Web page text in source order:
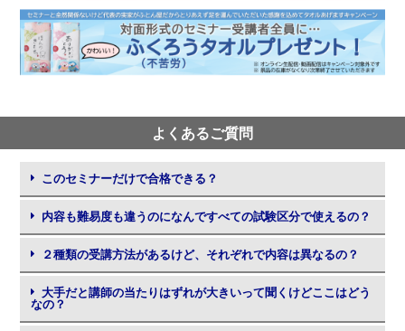
よくあるご質問
このセミナーだけで合格できる？
内容も難易度も違うのになんですべての試験区分で使えるの？
２種類の受講方法があるけど、それぞれで内容は異なるの？
大手だと講師の当たりはずれが大きいって聞くけどここはどう
なの？